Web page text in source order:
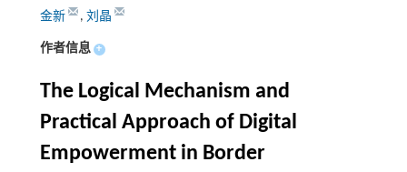
金新 , 刘晶
作者信息 +
The Logical Mechanism and
Practical Approach of Digital
Empowerment in Border